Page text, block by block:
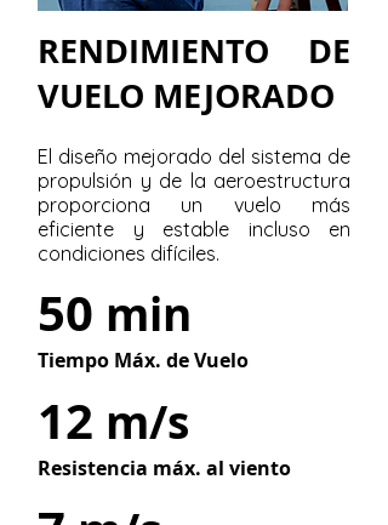
RENDIMIENTO DE
VUELO MEJORADO
El diseño mejorado del sistema de
propulsión y de la aeroestructura
proporciona un vuelo más
eficiente y estable incluso en
condiciones difíciles.
50 min
Tiempo Máx. de Vuelo
12 m/s
Resistencia máx. al viento